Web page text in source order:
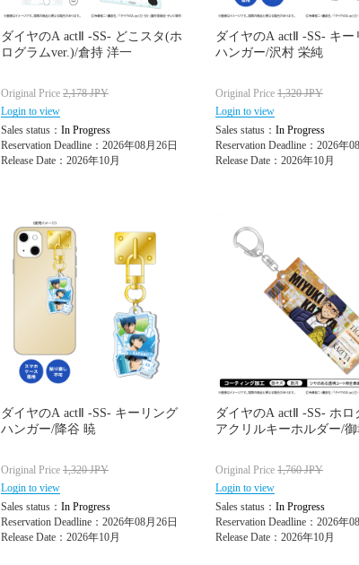
ダイヤのA actⅡ -SS- どこスタ(ホ
ログラムver.)/倉持 洋一
Original Price 2,178JPY
Login to view
Sales status： In Progress
Reservation Deadline：2026年08月26日
Release Date：2026年10月
ダイヤのA actⅡ -SS- キー
ハンガー/沢村 栄純
Original Price 1,320JPY
Login to view
Sales status： In Progress
Reservation Deadline：2026年
Release Date：2026年10月
ダイヤのA actⅡ -SS- キーリング
ハンガー/降谷 暁
Original Price 1,320JPY
Login to view
Sales status： In Progress
Reservation Deadline：2026年08月26日
Release Date：2026年10月
ダイヤのA actⅡ -SS- ホロ
アクリルキーホルダー/
Original Price 1,760JPY
Login to view
Sales status： In Progress
Reservation Deadline：2026年
Release Date：2026年10月